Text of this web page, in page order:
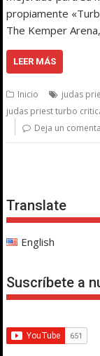
propiamente
The Kemper
LEER MÁS
Inicio judas
judas priest turbo
Deja un
Translate
English
Suscríbete a